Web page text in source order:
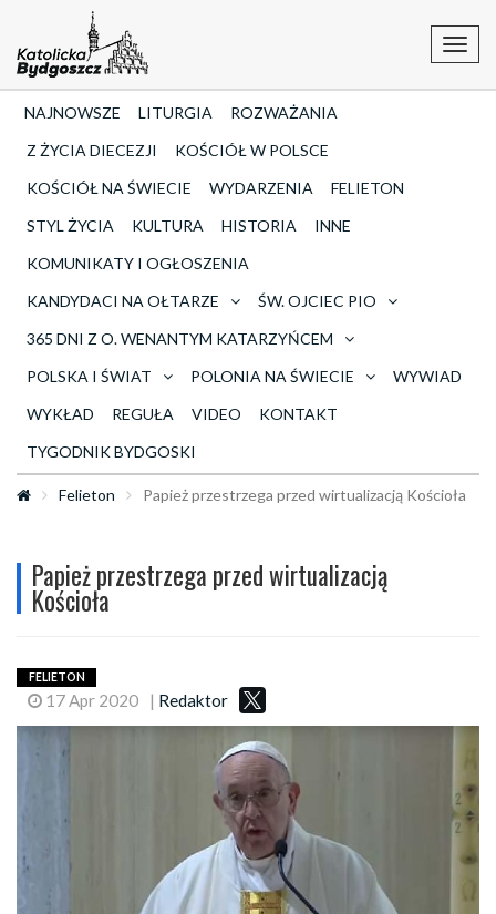
NAJNOWSZE LITURGIA
ROZWAŻANIA
Z ŻYCIA DIECEZJI
KOŚCIÓŁ W POLSCE
KOŚCIÓŁ NA ŚWIECIE
WYDARZENIA
FELIETON
STYL ŻYCIA
KULTURA HISTORIA
INNE
KOMUNIKATY I OGŁOSZENIA
KANDYDACI NA OŁTARZE
ŚW. OJCIEC PIO
365 DNI Z O. WENANTYM KATARZYŃCEM
POLSKA I ŚWIAT
POLONIA NA ŚWIECIE
WYWIAD
WYKŁAD
REGUŁA VIDEO
KONTAKT
TYGODNIK BYDGOSKI
Felieton Papież przestrzega przed wirtualizacją Kościoła
Papież przestrzega przed wirtualizacją
Kościoła
FELIETON
17 Apr 2020 | Redaktor